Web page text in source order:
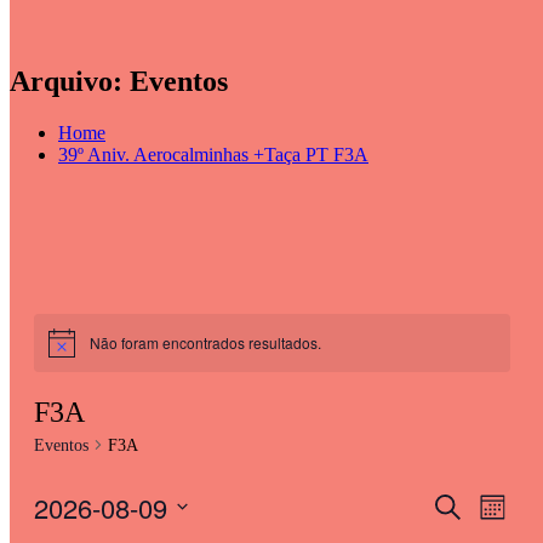
Arquivo: Eventos
Home
39º Aniv. Aerocalminhas +Taça PT F3A
Não foram encontrados resultados.
F3A
Eventos F3A
Eventos
Pesquisar
Mês
2026-08-09